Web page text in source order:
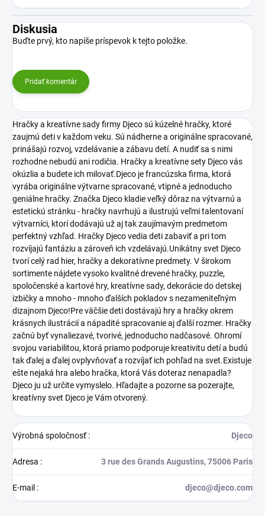
Diskusia
Buďte prvý, kto napíše príspevok k tejto položke.
Pridať komentár
Hračky a kreatívne sady firmy Djeco sú kúzelné hračky, ktoré
zaujmú deti v každom veku. Sú nádherne a originálne spracované,
prinášajú rozvoj, vzdelávanie a zábavu detí. A nudiť sa s nimi
rozhodne nebudú ani rodičia. Hračky a kreatívne sety Djeco vás
okúzlia a budete ich milovať.Djeco je francúzska firma, ktorá
vyrába originálne výtvarne spracované, vtipné a jednoducho
geniálne hračky. Značka Djeco kladie veľký dôraz na výtvarnú a
estetickú stránku - hračky navrhujú a ilustrujú veľmi talentovaní
výtvarníci, ktorí dodávajú už aj tak zaujímavým predmetom
perfektný vzhľad. Hračky Djeco vedia deti zabaviť a pri tom
rozvíjajú fantáziu a zároveň ich vzdelávajú.Unikátny svet Djeco
tvorí celý rad hier, hračky a dekoratívne predmety. V širokom
sortimente nájdete vysoko kvalitné drevené hračky, puzzle,
spoločenské a kartové hry, kreatívne sady, dekorácie do detskej
izbičky a mnoho - mnoho ďalších pokladov s nezameniteľným
dizajnom Djeco!Pre väčšie deti dostávajú hry a hračky okrem
krásnych ilustrácií a nápadité spracovanie aj ďalší rozmer. Hračky
začnú byť vynaliezavé, tvorivé, jednoducho nadčasové. Ohromí
svojou variabilitou, ktorá priamo podporuje kreativitu detí a budú
tak ďalej a ďalej ovplyvňovať a rozvíjať ich pohľad na svet.Existuje
ešte nejaká hra alebo hračka, ktorá Vás doteraz nenapadla?
Djeco ju už určite vymyslelo. Hľadajte a pozorne sa pozerajte,
kreatívny svet Djeco je Vám otvorený.
Výrobná spoločnosť: Djeco
Adresa : 3 rue des Grands Augustins, 75006 Paris
E-mail : djeco@djeco.com